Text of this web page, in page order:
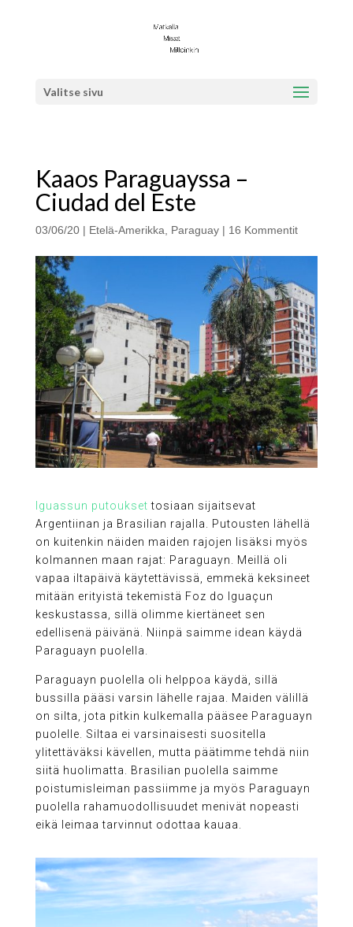
Valitse sivu
Kaaos Paraguayssa –
Ciudad del Este
03/06/20| Etelä-Amerikka Paraguay| 16 Kommentit
Iguassun putoukset tosiaan sijaitsevat
Argentiinan ja Brasilian rajalla. Putousten lähellä
on kuitenkin näiden maiden rajojen lisäksi myös
kolmannen maan rajat: Paraguayn. Meillä oli
vapaa iltapäivä käytettävissä, emmekä keksineet
mitään erityistä tekemistä Foz do Iguaçun
keskustassa, sillä olimme kiertäneet sen
edellisenä päivänä. Niinpä saimme idean käydä
Paraguayn puolella.
Paraguayn puolella oli helppoa käydä, sillä
bussilla pääsi varsin lähelle rajaa. Maiden välillä
on silta, jota pitkin kulkemalla pääsee Paraguayn
puolelle. Siltaa ei varsinaisesti suositella
ylitettäväksi kävellen, mutta päätimme tehdä niin
siitä huolimatta. Brasilian puolella saimme
poistumisleiman passiimme ja myös Paraguayn
puolella rahamuodollisuudet menivät nopeasti
eikä leimaa tarvinnut odottaa kauaa.